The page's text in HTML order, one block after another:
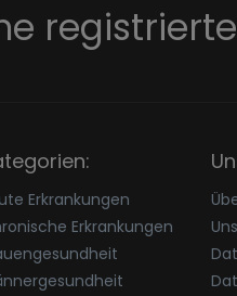
Erkrankungen
Erkrankungen